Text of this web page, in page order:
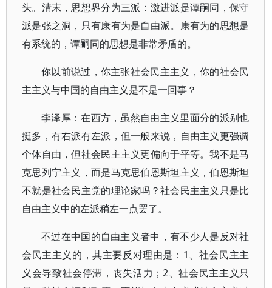
头。清末，思想界分为三派：激进派是谭嗣同，保守
派是张之洞，只有康有为是自由派。康有为的思想是
有系统的，谭嗣同的思想是非常矛盾的。
你以前说过，你主张社会民主主义，你的社会民
主主义与中国的自由主义是不是一回事？
李泽厚：在西方，虽然自由主义里面分的派别也
挺多，有右派有左派，但一般来说，自由主义更强调
个体自由，但社会民主主义更偏向于平等。我不是马
克思列宁主义，而是马克思伯恩斯坦主义，伯恩斯坦
不就是社会民主党的理论家吗？社会民主主义只是比
自由主义中的左派稍左一点罢了。
不过在中国的自由主义者中，有不少人是反对社
会民主主义的，其主要反对理由是：1、社会民主主
义会导致社会停滞，丧失活力；2、社会民主主义只